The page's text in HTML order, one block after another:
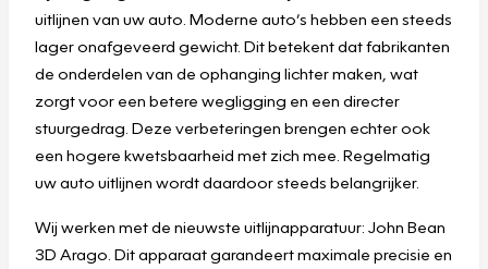
uitlijnen van uw auto. Moderne auto’s hebben een steeds
lager onafgeveerd gewicht. Dit betekent dat fabrikanten
de onderdelen van de ophanging lichter maken, wat
zorgt voor een betere wegligging en een directer
stuurgedrag. Deze verbeteringen brengen echter ook
een hogere kwetsbaarheid met zich mee. Regelmatig
uw auto uitlijnen wordt daardoor steeds belangrijker.
Wij werken met de nieuwste uitlijnapparatuur: John Bean
3D Arago. Dit apparaat garandeert maximale precisie en